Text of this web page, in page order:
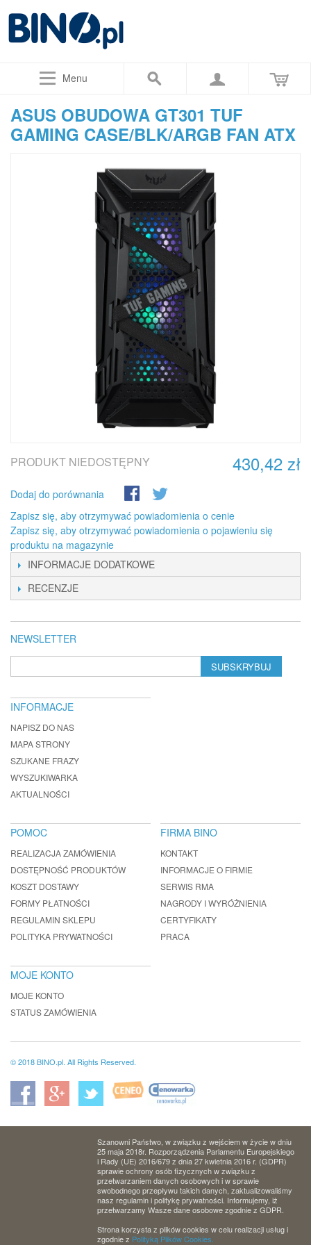
Menu
ASUS OBUDOWA GT301 TUF
GAMING CASE/BLK/ARGB FAN ATX
430,42 zł
PRODUKT NIEDOSTĘPNY
Dodaj do porównania
Zapisz się, aby otrzymywać powiadomienia o cenie
Zapisz się, aby otrzymywać powiadomienia o pojawieniu się
produktu na magazynie
INFORMACJE DODATKOWE
RECENZJE
NEWSLETTER
SUBSKRYBUJ
INFORMACJE
NAPISZ DO NAS
MAPA STRONY
SZUKANE FRAZY
WYSZUKIWARKA
AKTUALNOŚCI
POMOC
REALIZACJA ZAMÓWIENIA
DOSTĘPNOŚĆ PRODUKTÓW
KOSZT DOSTAWY
FORMY PŁATNOŚCI
REGULAMIN SKLEPU
POLITYKA PRYWATNOŚCI
FIRMA BINO
KONTAKT
INFORMACJE O FIRMIE
SERWIS RMA
NAGRODY I WYRÓŻNIENIA
CERTYFIKATY
PRACA
MOJE KONTO
MOJE KONTO
STATUS ZAMÓWIENIA
© 2018 BINO.pl. All Rights Reserved.
Szanowni Państwo, w związku z wejściem w życie w dniu
25 maja 2018r. Rozporządzenia Parlamentu Europejskiego
i Rady (UE) 2016/679 z dnia 27 kwietnia 2016 r. (GDPR)
sprawie ochrony osób fizycznych w związku z
przetwarzaniem danych osobowych i w sprawie
swobodnego przepływu takich danych, zaktualizowaliśmy
nasz regulamin i politykę prywatności. Informujemy, iż
przetwarzamy Wasze dane osobowe zgodnie z GDPR.
Strona korzysta z plików cookies w celu realizacji usług i
zgodnie z Polityką Plików Cookies.